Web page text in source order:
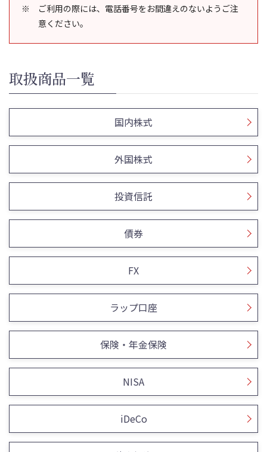
ご利用の際には、電話番号をお間違えのないようご注
意ください。
取扱商品一覧
国内株式
外国株式
投資信託
債券
FX
ラップ口座
保険・年金保険
NISA
iDeCo